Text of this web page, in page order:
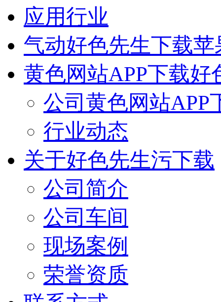
应用行业
气动好色先生下载
黄色网站APP下载好
公司黄色网站APP
行业动态
关于好色先生污下载
公司简介
公司车间
现场案例
荣誉资质